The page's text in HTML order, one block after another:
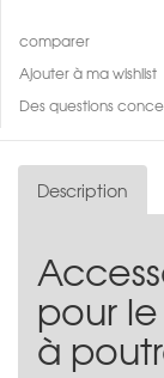
comparer
Ajouter à ma wishlist
Des questions
Description
pour
à